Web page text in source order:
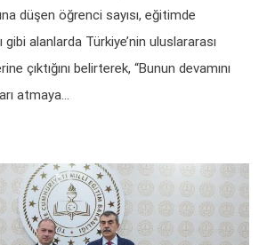
düşen öğrenci sayısı, eğitimde
gibi alanlarda Türkiye’nin uluslararası
çıktığını belirterek, “Bunun devamını
atmaya…